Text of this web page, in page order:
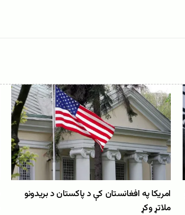
امریکا په افغانستان کې د پاکستان د بریدونو
ملاتړ وکړ